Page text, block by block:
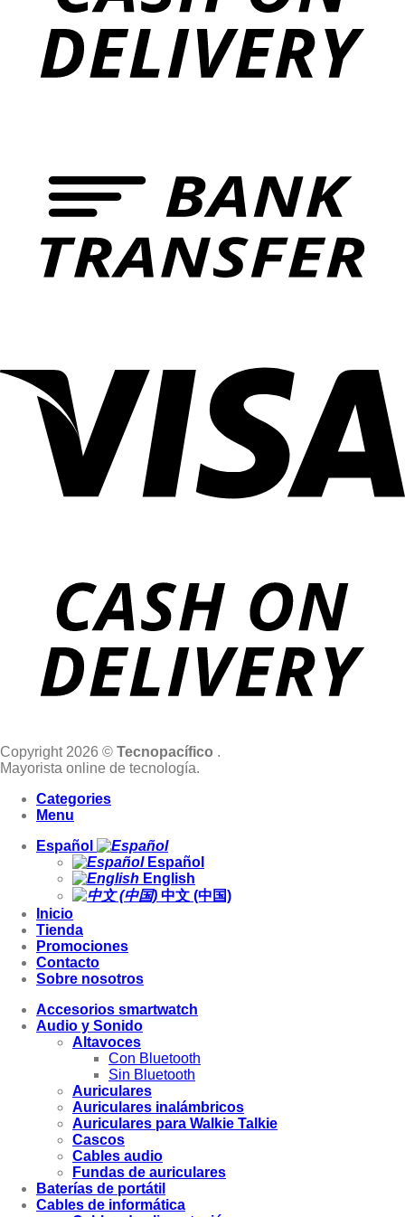
Copyright 2026 © Tecnopacífico .
Mayorista online de tecnología.
Categories
Menu
Español
Español
English
中文 (中国)
Inicio
Tienda
Promociones
Contacto
Sobre nosotros
Accesorios smartwatch
Audio y Sonido
Altavoces
Con Bluetooth
Sin Bluetooth
Auriculares
Auriculares inalámbricos
Auriculares para Walkie Talkie
Cascos
Cables audio
Fundas de auriculares
Baterías de portátil
Cables de informática